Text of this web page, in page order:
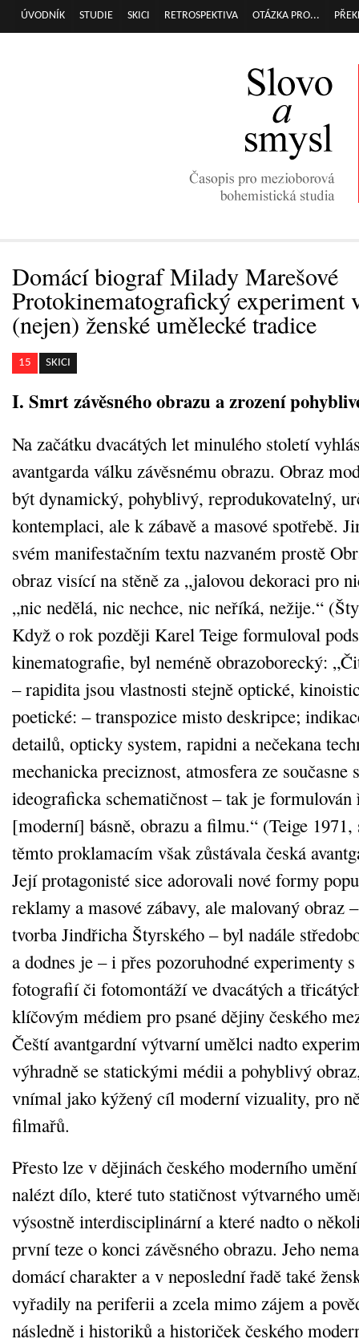
Hlavní menu
ÚVODNÍK STUDIE SKICI RETROSPEKTIVA OTÁZKA PRO...
Domácí biograf Milady Marešové
Protokinematografický experiment
(nejen) ženské umělecké tradice
15 SKICI
I. Smrt závěsného obrazu a zrození
Na začátku dvacátých let minulého století
avantgarda válku závěsnému obrazu. Obraz
být dynamický, pohyblivý, reprodukovatelný,
kontemplaci, ale k zábavě a masové spotřebě.
svém manifestačním textu nazvaném prostě
obraz visící na stěně za „jalovou dekoraci pro
„nic nedělá, nic nechce, nic neříká, nežije.“
Když o rok později Karel Teige formuloval
kinematografie, byl neméně obrazoborecký:
– rapidita jsou vlastnosti stejně optické,
poetické: – transpozice misto deskripce;
detailů, opticky system, rapidni a nečekana
mechanicka preciznost, atmosfera ze současne
ideograficka schematičnost – tak je formulován
[moderní] básně, obrazu a filmu.“ (Teige
těmto proklamacím však zůstávala česká
Její protagonisté sice adorovali nové formy
reklamy a masové zábavy, ale malovaný obraz
tvorba Jindřicha Štyrského – byl nadále
a dodnes je – i přes pozoruhodné experimenty
fotografií či fotomontáží ve dvacátých a
klíčovým médiem pro psané dějiny českého
Čeští avantgardní výtvarní umělci nadto
výhradně se statickými médii a pohyblivý
vnímal jako kýžený cíl moderní vizuality, pro
filmařů.
Přesto lze v dějinách českého moderního
nalézt dílo, které tuto statičnost výtvarného
výsostně interdisciplinární a které nadto o
první teze o konci závěsného obrazu. Jeho
domácí charakter a v neposlední řadě také
vyřadily na periferii a zcela mimo zájem a
následně i historiků a historiček českého